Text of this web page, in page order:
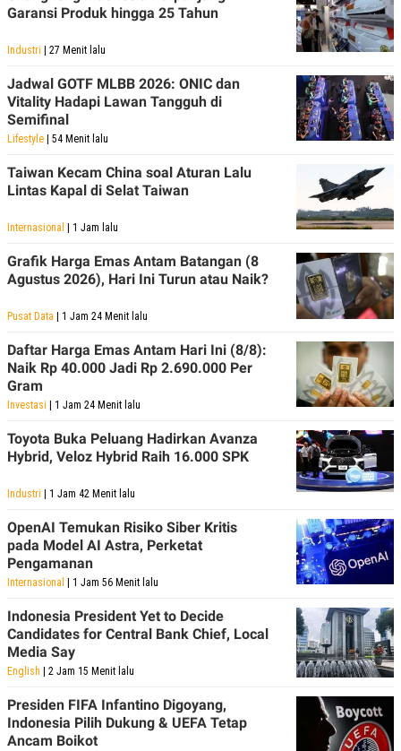
G
G
E
D
I
A
.
D
SITEMAP PROFILE
USE
PEDOMAN
SIBER
POLICY
Garansi Produk hingga 25 Tahun
Industri | 27 Menit lalu
Jadwal GOTF MLBB 2026: ONIC dan
Vitality Hadapi Lawan Tangguh di
Semifinal
Lifestyle | 54 Menit lalu
Taiwan Kecam China soal Aturan Lalu
Lintas Kapal di Selat Taiwan
Internasional | 1 Jam lalu
Grafik Harga Emas Antam Batangan (8
Agustus 2026), Hari Ini Turun atau Naik?
Pusat Data | 1 Jam 24 Menit lalu
Daftar Harga Emas Antam Hari Ini (8/8):
Naik Rp 40.000 Jadi Rp 2.690.000 Per
Gram
Investasi | 1 Jam 24 Menit lalu
Toyota Buka Peluang Hadirkan Avanza
Hybrid, Veloz Hybrid Raih 16.000 SPK
Industri | 1 Jam 42 Menit lalu
OpenAI Temukan Risiko Siber Kritis
pada Model AI Astra, Perketat
Pengamanan
Internasional | 1 Jam 56 Menit lalu
Indonesia President Yet to Decide
Candidates for Central Bank Chief, Local
Media Say
English | 2 Jam 15 Menit lalu
Presiden FIFA Infantino Digoyang,
Indonesia Pilih Dukung & UEFA Tetap
Ancam Boikot